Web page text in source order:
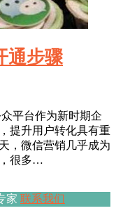
通步骤
平台作为新时期企
提升用户转化具有重
，微信营销几乎成为
很多…
家 联系我们